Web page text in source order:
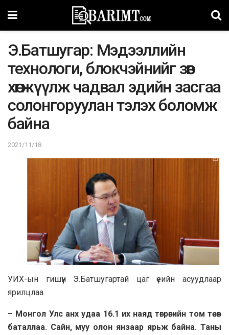
Э.Батшугар: Мэдээллийн
технологи, блокчэйнийг зөв
хөгжүүлж чадвал эдийн засгаа
солонгоруулан тэлэх боломж
байна
2021/11/18
УИХ-ын гишүүн Э.Батшугартай цаг үеийн асуудлаар
ярилцлаа.
– Монгол Улс анх удаа 16.1 их наяд төгрөгийн том төсөв
баталлаа. Сайн, муу олон янзаар ярьж байна. Таны